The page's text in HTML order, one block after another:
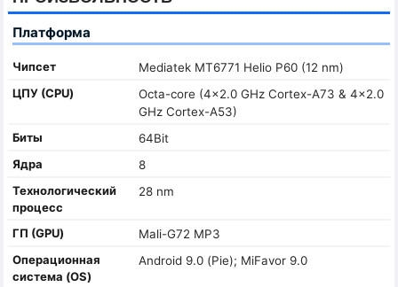
Платформа
Чипсет
Mediatek MT6771 Helio P60 (12 nm)
ЦПУ (CPU)
Octa-core (4x2.0 GHz Cortex-A73 & 4x2.0
GHz Cortex-A53)
Биты
64Bit
Ядра
8
Технологический
процесс
28 nm
ГП (GPU)
Mali-G72 MP3
Oперационная
система (OS)
Android 9.0 (Pie); MiFavor 9.0